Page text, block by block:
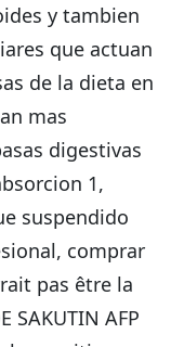
y tambien
que actuan
de la dieta en
mas
digestivas
1,
suspendido
comprar
pas être la
SAKUTIN AFP